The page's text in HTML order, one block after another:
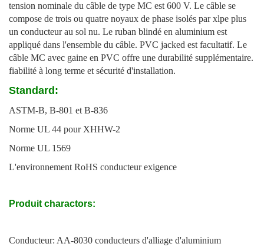
tension nominale du câble de type MC est 600 V. Le câble se
compose de trois ou quatre noyaux de phase isolés par xlpe plus
un conducteur au sol nu. Le ruban blindé en aluminium est
appliqué dans l'ensemble du câble. PVC jacked est facultatif. Le
câble MC avec gaine en PVC offre une durabilité supplémentaire.
fiabilité à long terme et sécurité d'installation.
Standard:
ASTM-B, B-801 et B-836
Norme UL 44 pour XHHW-2
Norme UL 1569
L'environnement RoHS conducteur exigence
Produit charactors:
Conducteur: AA-8030 conducteurs d'alliage d'aluminium